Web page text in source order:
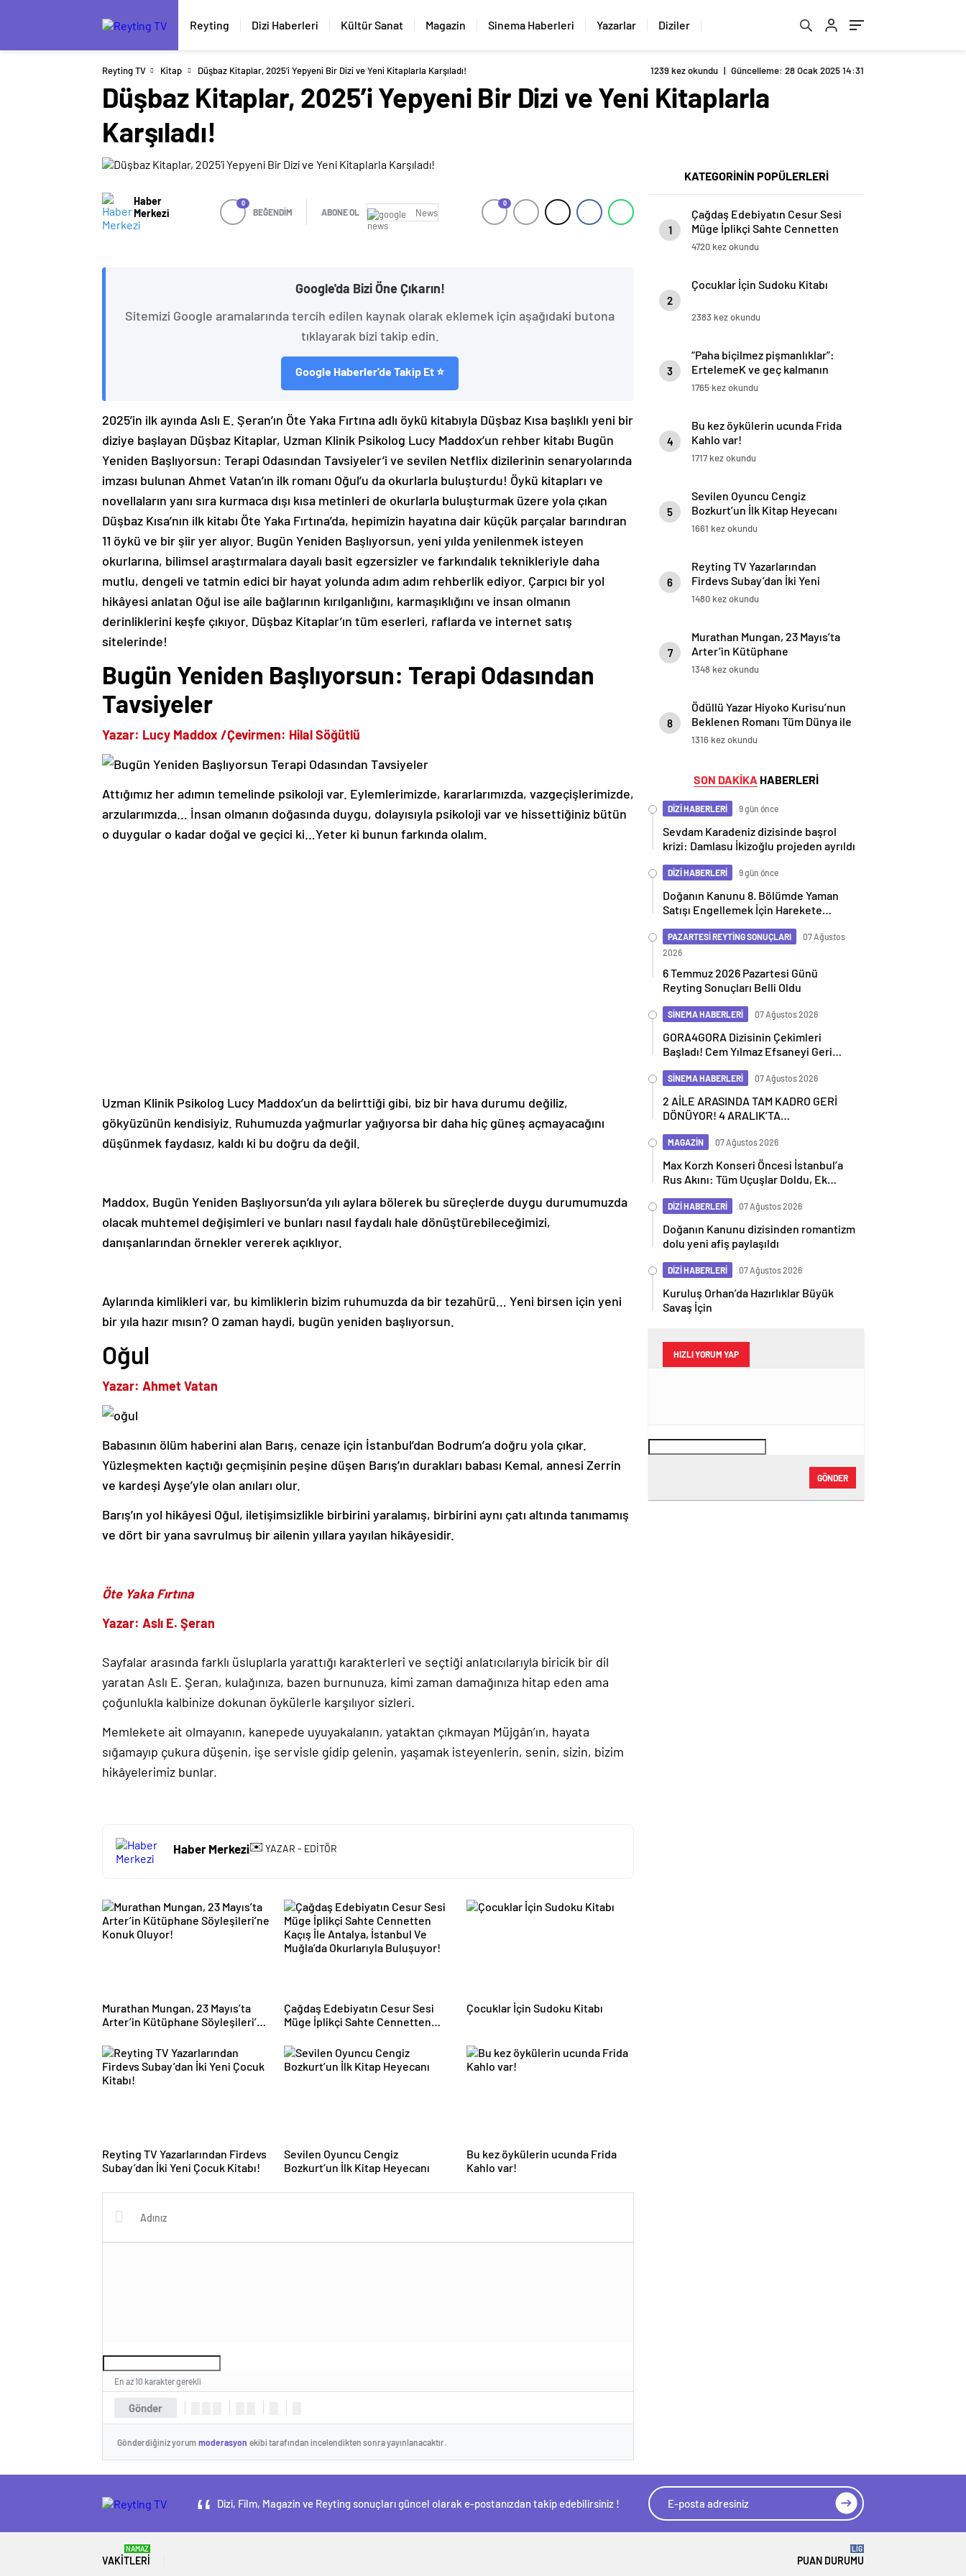
Reyting Dizi Haberleri Kültür Sanat Magazin Sinema Haberleri Yazarlar Diziler
Reyting TV Kitap Düşbaz Kitaplar, 2025’i Yepyeni Bir Dizi ve Yeni Kitaplarla Karşıladı! 1239 kez okundu | Güncelleme: 28 Ocak 2025 14:31
Düşbaz Kitaplar, 2025’i Yepyeni Bir Dizi ve Yeni Kitaplarla
Karşıladı!
Haber
Merkezi
0
BEĞENDİM ABONE OL News
0
Google'da Bizi Öne Çıkarın!
Sitemizi Google aramalarında tercih edilen kaynak olarak eklemek için aşağıdaki butona
tıklayarak bizi takip edin.
Google Haberler'de Takip Et ⭐
2025’in ilk ayında Aslı E. Şeran’ın Öte Yaka Fırtına adlı öykü kitabıyla Düşbaz Kısa başlıklı yeni bir
diziye başlayan Düşbaz Kitaplar, Uzman Klinik Psikolog Lucy Maddox’un rehber kitabı Bugün
Yeniden Başlıyorsun: Terapi Odasından Tavsiyeler’i ve sevilen Netflix dizilerinin senaryolarında
imzası bulunan Ahmet Vatan’ın ilk romanı Oğul’u da okurlarla buluşturdu! Öykü kitapları ve
novellaların yanı sıra kurmaca dışı kısa metinleri de okurlarla buluşturmak üzere yola çıkan
Düşbaz Kısa’nın ilk kitabı Öte Yaka Fırtına’da, hepimizin hayatına dair küçük parçalar barındıran
11 öykü ve bir şiir yer alıyor. Bugün Yeniden Başlıyorsun, yeni yılda yenilenmek isteyen
okurlarına, bilimsel araştırmalara dayalı basit egzersizler ve farkındalık teknikleriyle daha
mutlu, dengeli ve tatmin edici bir hayat yolunda adım adım rehberlik ediyor. Çarpıcı bir yol
hikâyesi anlatan Oğul ise aile bağlarının kırılganlığını, karmaşıklığını ve insan olmanın
derinliklerini keşfe çıkıyor. Düşbaz Kitaplar’ın tüm eserleri, raflarda ve internet satış
sitelerinde!
Bugün Yeniden Başlıyorsun: Terapi Odasından
Tavsiyeler
Yazar: Lucy Maddox /Çevirmen: Hilal Söğütlü
Attığımız her adımın temelinde psikoloji var. Eylemlerimizde, kararlarımızda, vazgeçişlerimizde,
arzularımızda… İnsan olmanın doğasında duygu, dolayısıyla psikoloji var ve hissettiğiniz bütün
o duygular o kadar doğal ve geçici ki…Yeter ki bunun farkında olalım.
Uzman Klinik Psikolog Lucy Maddox’un da belirttiği gibi, biz bir hava durumu değiliz,
gökyüzünün kendisiyiz. Ruhumuzda yağmurlar yağıyorsa bir daha hiç güneş açmayacağını
düşünmek faydasız, kaldı ki bu doğru da değil.
Maddox, Bugün Yeniden Başlıyorsun’da yılı aylara bölerek bu süreçlerde duygu durumumuzda
olacak muhtemel değişimleri ve bunları nasıl faydalı hale dönüştürebileceğimizi,
danışanlarından örnekler vererek açıklıyor.
Aylarında kimlikleri var, bu kimliklerin bizim ruhumuzda da bir tezahürü… Yeni birsen için yeni
bir yıla hazır mısın? O zaman haydi, bugün yeniden başlıyorsun.
Oğul
Yazar: Ahmet Vatan
Babasının ölüm haberini alan Barış, cenaze için İstanbul’dan Bodrum’a doğru yola çıkar.
Yüzleşmekten kaçtığı geçmişinin peşine düşen Barış’ın durakları babası Kemal, annesi Zerrin
ve kardeşi Ayşe’yle olan anıları olur.
Barış’ın yol hikâyesi Oğul, iletişimsizlikle birbirini yaralamış, birbirini aynı çatı altında tanımamış
ve dört bir yana savrulmuş bir ailenin yıllara yayılan hikâyesidir.
Öte Yaka Fırtına
Yazar: Aslı E. Şeran
Sayfalar arasında farklı üsluplarla yarattığı karakterleri ve seçtiği anlatıcılarıyla biricik bir dil
yaratan Aslı E. Şeran, kulağınıza, bazen burnunuza, kimi zaman damağınıza hitap eden ama
çoğunlukla kalbinize dokunan öykülerle karşılıyor sizleri.
Memlekete ait olmayanın, kanepede uyuyakalanın, yataktan çıkmayan Müjgân’ın, hayata
sığamayıp çukura düşenin, işe servisle gidip gelenin, yaşamak isteyenlerin, senin, sizin, bizim
hikâyelerimiz bunlar.
Haber Merkezi✉️ YAZAR - EDİTÖR
Murathan Mungan, 23 Mayıs’ta
Arter’in Kütüphane Söyleşileri’ne
Çağdaş Edebiyatın Cesur Sesi
Müge İplikçi Sahte Cennetten
Muğla’da Okurlarıyla Buluşuyor!
Çocuklar İçin Sudoku Kitabı
Reyting TV Yazarlarından Firdevs
Subay’dan İki Yeni Çocuk Kitabı!
Sevilen Oyuncu Cengiz
Bozkurt’un İlk Kitap Heyecanı
Bu kez öykülerin ucunda Frida
Kahlo var!
Gönder
En az 10 karakter gerekli
Gönderdiğiniz yorum moderasyon ekibi tarafından incelendikten sonra yayınlanacaktır.
KATEGORİNİN POPÜLERLERİ
1
Çağdaş Edebiyatın Cesur Sesi
Müge İplikçi Sahte Cennetten
Kaçış İle Antalya, İstanbul Ve
4720 kez okundu
2
Çocuklar İçin Sudoku Kitabı
2383 kez okundu
3
“Paha biçilmez pişmanlıklar”:
ErtelemeK ve geç kalmanın
hikâyeleri
1765 kez okundu
4
Bu kez öykülerin ucunda Frida
Kahlo var!
1717 kez okundu
5
Sevilen Oyuncu Cengiz
Bozkurt’un İlk Kitap Heyecanı
1661 kez okundu
6
Reyting TV Yazarlarından
Firdevs Subay’dan İki Yeni
Çocuk Kitabı!
1480 kez okundu
7
Murathan Mungan, 23 Mayıs’ta
Arter’in Kütüphane
Söyleşileri’ne Konuk Oluyor!
1348 kez okundu
8
Ödüllü Yazar Hiyoko Kurisu’nun
Beklenen Romanı Tüm Dünya ile
Aynı Anda Türkiye’de!
1316 kez okundu
SON DAKİKA HABERLERİ
DİZİ HABERLERİ 9 gün önce
Sevdam Karadeniz dizisinde başrol
krizi: Damlasu İkizoğlu projeden ayrıldı
DİZİ HABERLERİ 9 gün önce
Doğanın Kanunu 8. Bölümde Yaman
Satışı Engellemek İçin Harekete
PAZARTESİ REYTİNG SONUÇLARI
07 Ağustos
2026
6 Temmuz 2026 Pazartesi Günü
Reyting Sonuçları Belli Oldu
SİNEMA HABERLERİ 07 Ağustos 2026
GORA4GORA Dizisinin Çekimleri
Başladı! Cem Yılmaz Efsaneyi Geri
SİNEMA HABERLERİ 07 Ağustos 2026
2 AİLE ARASINDA TAM KADRO GERİ
DÖNÜYOR! 4 ARALIK’TA
MAGAZİN 07 Ağustos 2026
Max Korzh Konseri Öncesi İstanbul’a
Rus Akını: Tüm Uçuşlar Doldu, Ek
DİZİ HABERLERİ 07 Ağustos 2026
Doğanın Kanunu dizisinden romantizm
dolu yeni afiş paylaşıldı
DİZİ HABERLERİ 07 Ağustos 2026
Kuruluş Orhan’da Hazırlıklar Büyük
Savaş İçin
HIZLI YORUM YAP
GÖNDER
Dizi, Film, Magazin ve Reyting sonuçları güncel olarak e-postanızdan takip edebilirsiniz !
VAKITLERI
NAMAZ
PUAN DURUMU
LİG